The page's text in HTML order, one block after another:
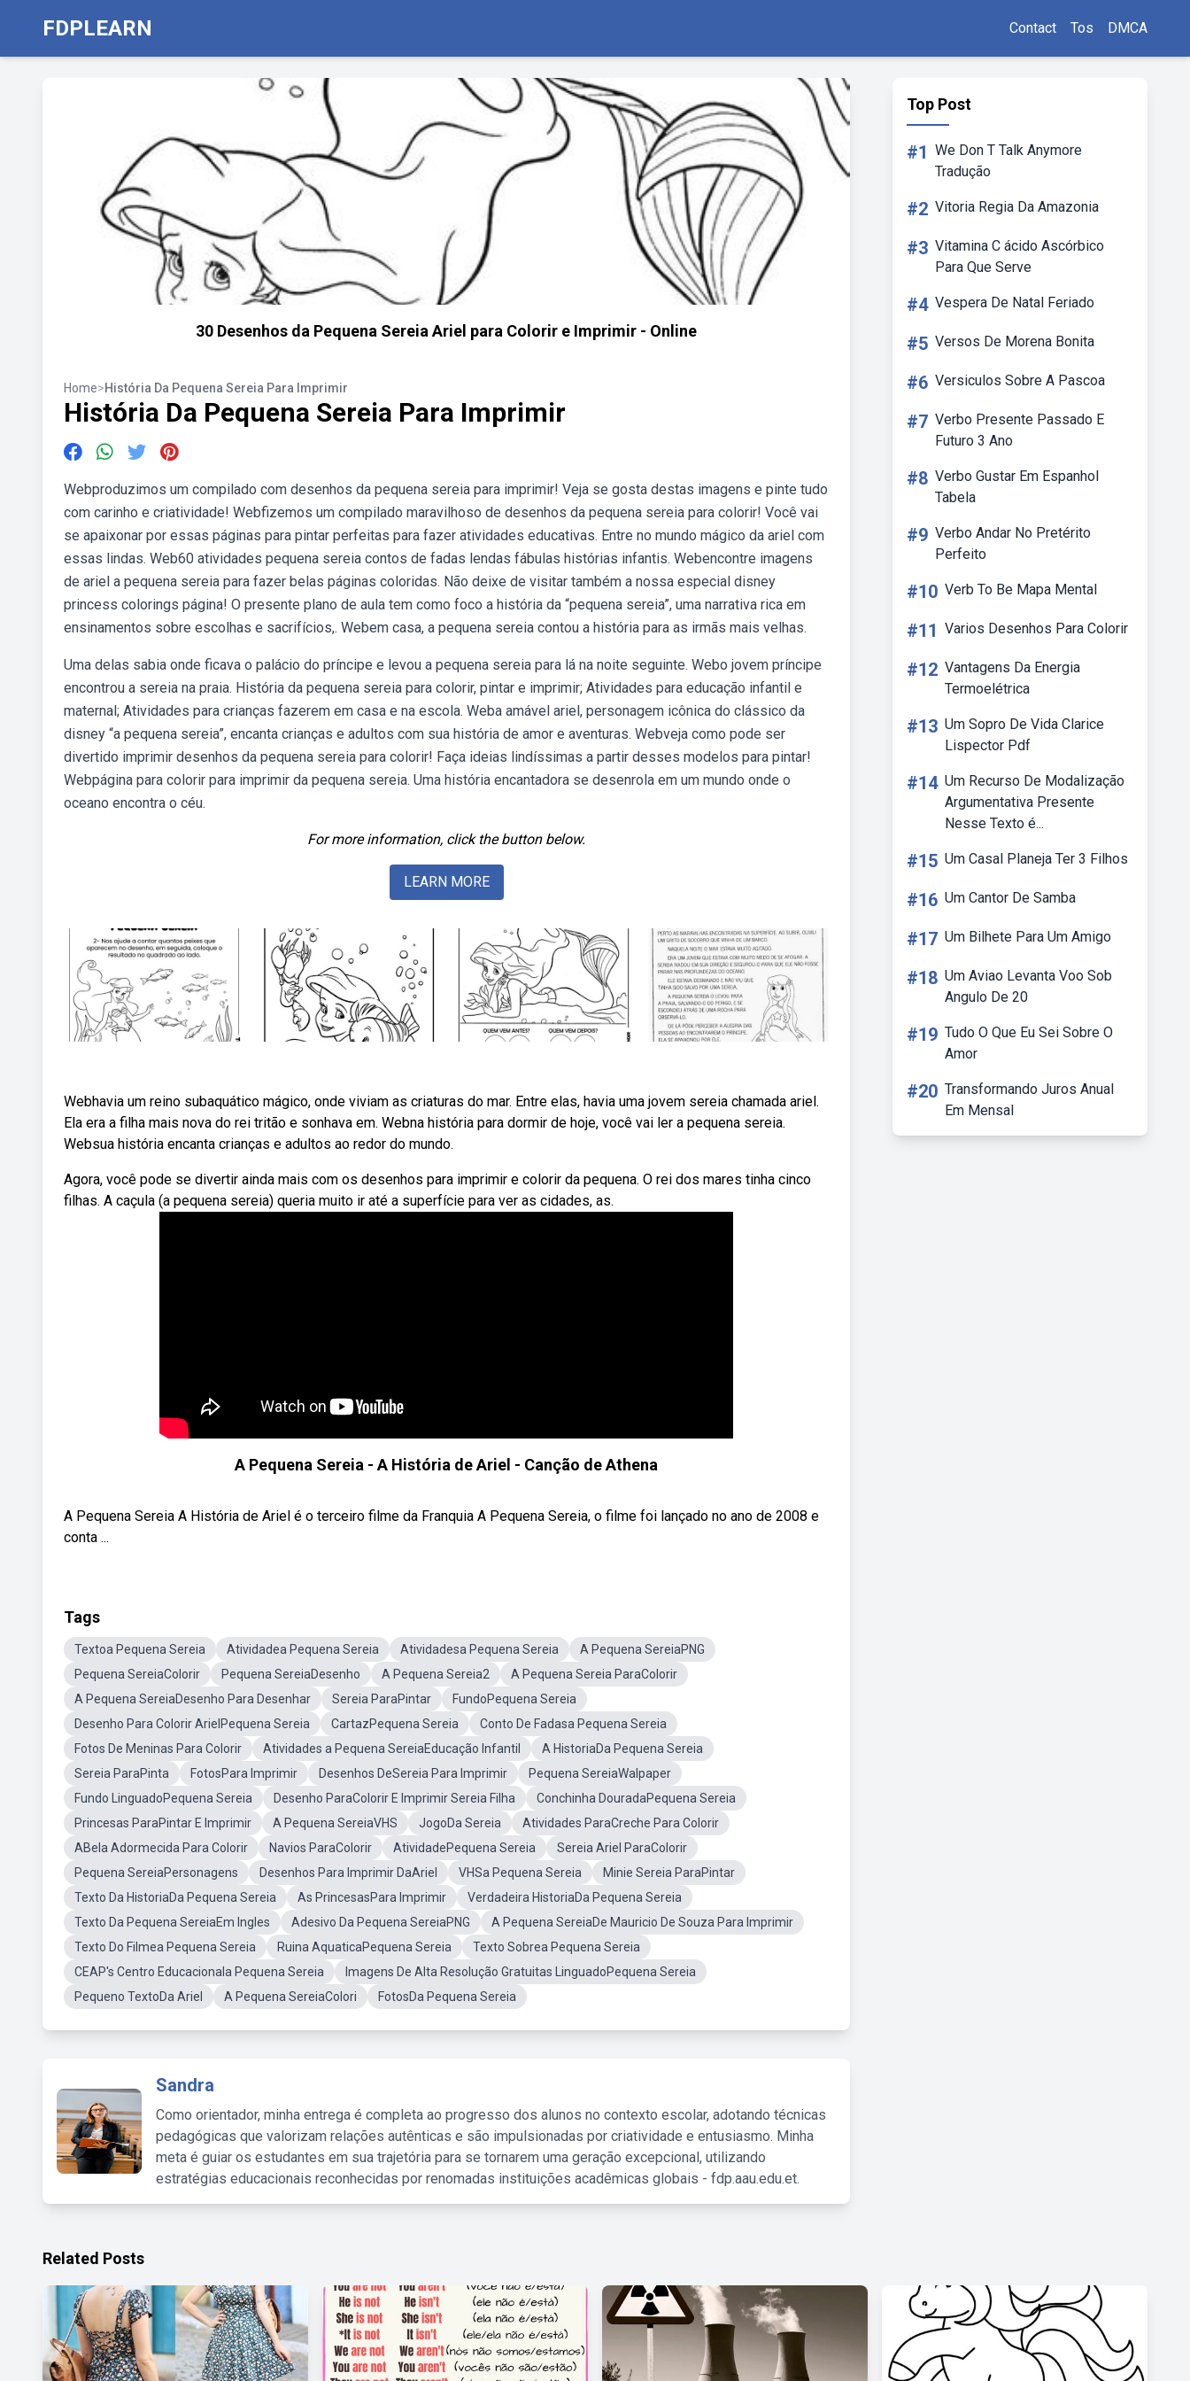
FDPLEARN Contact Tos DMCA
30 Desenhos da Pequena Sereia Ariel para Colorir e Imprimir - Online
Home>História Da Pequena Sereia Para Imprimir
História Da Pequena Sereia Para Imprimir
Webproduzimos um compilado com desenhos da pequena sereia para imprimir! Veja se gosta destas imagens e pinte tudo
com carinho e criatividade! Webfizemos um compilado maravilhoso de desenhos da pequena sereia para colorir! Você vai
se apaixonar por essas páginas para pintar perfeitas para fazer atividades educativas. Entre no mundo mágico da ariel com
essas lindas. Web60 atividades pequena sereia contos de fadas lendas fábulas histórias infantis. Webencontre imagens
de ariel a pequena sereia para fazer belas páginas coloridas. Não deixe de visitar também a nossa especial disney
princess colorings página! O presente plano de aula tem como foco a história da “pequena sereia”, uma narrativa rica em
ensinamentos sobre escolhas e sacrifícios,. Webem casa, a pequena sereia contou a história para as irmãs mais velhas.
Uma delas sabia onde ficava o palácio do príncipe e levou a pequena sereia para lá na noite seguinte. Webo jovem príncipe
encontrou a sereia na praia. História da pequena sereia para colorir, pintar e imprimir; Atividades para educação infantil e
maternal; Atividades para crianças fazerem em casa e na escola. Weba amável ariel, personagem icônica do clássico da
disney “a pequena sereia”, encanta crianças e adultos com sua história de amor e aventuras. Webveja como pode ser
divertido imprimir desenhos da pequena sereia para colorir! Faça ideias lindíssimas a partir desses modelos para pintar!
Webpágina para colorir para imprimir da pequena sereia. Uma história encantadora se desenrola em um mundo onde o
oceano encontra o céu.
For more information, click the button below.
LEARN MORE
Webhavia um reino subaquático mágico, onde viviam as criaturas do mar. Entre elas, havia uma jovem sereia chamada ariel.
Ela era a filha mais nova do rei tritão e sonhava em. Webna história para dormir de hoje, você vai ler a pequena sereia.
Websua história encanta crianças e adultos ao redor do mundo.
Agora, você pode se divertir ainda mais com os desenhos para imprimir e colorir da pequena. O rei dos mares tinha cinco
filhas. A caçula (a pequena sereia) queria muito ir até a superfície para ver as cidades, as.
A Pequena Sereia - A História de Ariel - Canção de Athena
A Pequena Sereia A História de Ariel é o terceiro filme da Franquia A Pequena Sereia, o filme foi lançado no ano de 2008 e
conta ...
Tags
Textoa Pequena Sereia Atividadea Pequena Sereia Atividadesa Pequena Sereia
A Pequena SereiaPNG
Pequena SereiaColorir
Pequena SereiaDesenho A Pequena Sereia2
A Pequena Sereia ParaColorir
A Pequena SereiaDesenho Para Desenhar
Sereia ParaPintar
FundoPequena Sereia
Desenho Para Colorir ArielPequena Sereia
CartazPequena Sereia
Conto De Fadasa Pequena Sereia
Fotos De Meninas Para Colorir
Atividades a Pequena SereiaEducação Infantil
A HistoriaDa Pequena Sereia
Sereia ParaPinta
FotosPara Imprimir Desenhos DeSereia Para Imprimir
Pequena SereiaWalpaper
Fundo LinguadoPequena Sereia
Desenho ParaColorir E Imprimir Sereia Filha
Conchinha DouradaPequena Sereia
Princesas ParaPintar E Imprimir
A Pequena SereiaVHS JogoDa Sereia
Atividades ParaCreche Para Colorir
ABela Adormecida Para Colorir
Navios ParaColorir AtividadePequena Sereia
Sereia Ariel ParaColorir
Pequena SereiaPersonagens
Desenhos Para Imprimir DaAriel VHSa Pequena Sereia
Minie Sereia ParaPintar
Texto Da HistoriaDa Pequena Sereia
As PrincesasPara Imprimir
Verdadeira HistoriaDa Pequena Sereia
Texto Da Pequena SereiaEm Ingles
Adesivo Da Pequena SereiaPNG
A Pequena SereiaDe Mauricio De Souza Para Imprimir
Texto Do Filmea Pequena Sereia
Ruina AquaticaPequena Sereia
Texto Sobrea Pequena Sereia
CEAP's Centro Educacionala Pequena Sereia
Imagens De Alta Resolução Gratuitas LinguadoPequena Sereia
Pequeno TextoDa Ariel
A Pequena SereiaColori FotosDa Pequena Sereia
Sandra
Como orientador, minha entrega é completa ao progresso dos alunos no contexto escolar, adotando técnicas
pedagógicas que valorizam relações autênticas e são impulsionadas por criatividade e entusiasmo. Minha
meta é guiar os estudantes em sua trajetória para se tornarem uma geração excepcional, utilizando
estratégias educacionais reconhecidas por renomadas instituições acadêmicas globais - fdp.aau.edu.et.
Top Post
#1 We Don T Talk Anymore
Tradução
#2 Vitoria Regia Da Amazonia
#3 Vitamina C ácido Ascórbico
Para Que Serve
#4 Vespera De Natal Feriado
#5 Versos De Morena Bonita
#6 Versiculos Sobre A Pascoa
#7 Verbo Presente Passado E
Futuro 3 Ano
#8 Verbo Gustar Em Espanhol
Tabela
#9 Verbo Andar No Pretérito
Perfeito
#10 Verb To Be Mapa Mental
#11 Varios Desenhos Para Colorir
#12 Vantagens Da Energia
Termoelétrica
#13 Um Sopro De Vida Clarice
Lispector Pdf
#14 Um Recurso De Modalização
Argumentativa Presente
Nesse Texto é...
#15 Um Casal Planeja Ter 3 Filhos
#16 Um Cantor De Samba
#17 Um Bilhete Para Um Amigo
#18 Um Aviao Levanta Voo Sob
Angulo De 20
#19 Tudo O Que Eu Sei Sobre O
Amor
#20 Transformando Juros Anual
Em Mensal
Related Posts